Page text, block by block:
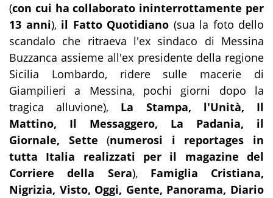
(con cui ha collaborato ininterrottamente per
13 anni), il Fatto Quotidiano (sua la foto dello
scandalo che ritraeva l'ex sindaco di Messina
Buzzanca assieme all'ex presidente della regione
Sicilia Lombardo, ridere sulle macerie di
Giampilieri a Messina, pochi giorni dopo la
tragica alluvione), La Stampa, l'Unità, Il
Mattino, Il Messaggero, La Padania, il
Giornale, Sette (numerosi i reportages in
tutta Italia realizzati per il magazine del
Corriere della Sera), Famiglia Cristiana,
Nigrizia, Visto, Oggi, Gente, Panorama, Diario